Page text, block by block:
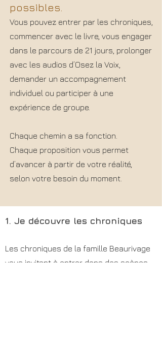
possibles.
Vous pouvez entrer par les chroniques,
commencer avec le livre, vous engager
dans le parcours de 21 jours, prolonger
avec les audios d’Osez la Voix,
demander un accompagnement
individuel ou participer à une
expérience de groupe.
Chaque chemin a sa fonction.
Chaque proposition vous permet
d’avancer à partir de votre réalité,
selon votre besoin du moment.
1. Je découvre les chroniques
Les chroniques de la famille Beaurivage
vous invitent à entrer dans des scènes